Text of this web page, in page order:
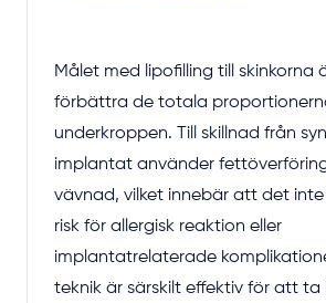
Målet med lipofilling till skinkorna
förbättra de totala
underkroppen. Till skillnad från
implantat använder
vävnad, vilket innebär att det
risk för allergisk reaktion eller
implantatrelaterade
teknik är särskilt effektiv för att ta